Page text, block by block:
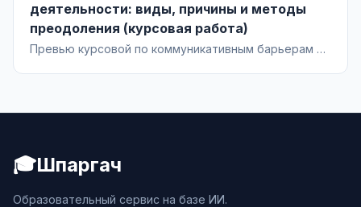
деятельности: виды, причины и методы
преодоления (курсовая работа)
Превью курсовой по коммуникативным барьерам в
рекомендациями и кейсами.
🎓Шпаргач
Образовательный сервис на базе ИИ.